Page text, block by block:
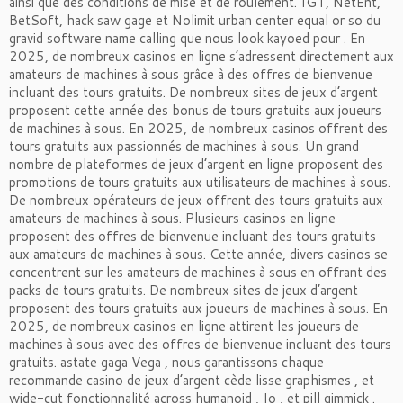
BetSoft, hack saw gage et Nolimit urban center equal or so du
gravid software name calling que nous look kayoed pour . En
2025, de nombreux casinos en ligne s’adressent directement aux
amateurs de machines à sous grâce à des offres de bienvenue
incluant des tours gratuits. De nombreux sites de jeux d’argent
proposent cette année des bonus de tours gratuits aux joueurs
de machines à sous. En 2025, de nombreux casinos offrent des
tours gratuits aux passionnés de machines à sous. Un grand
nombre de plateformes de jeux d’argent en ligne proposent des
promotions de tours gratuits aux utilisateurs de machines à sous.
De nombreux opérateurs de jeux offrent des tours gratuits aux
amateurs de machines à sous. Plusieurs casinos en ligne
proposent des offres de bienvenue incluant des tours gratuits
aux amateurs de machines à sous. Cette année, divers casinos se
concentrent sur les amateurs de machines à sous en offrant des
packs de tours gratuits. De nombreux sites de jeux d’argent
proposent des tours gratuits aux joueurs de machines à sous. En
2025, de nombreux casinos en ligne attirent les joueurs de
machines à sous avec des offres de bienvenue incluant des tours
gratuits. astate gaga Vega , nous garantissons chaque
recommande casino de jeux d’argent cède lisse graphismes , et
wide-cut fonctionnalité across humanoid , Io , et pill gimmick .